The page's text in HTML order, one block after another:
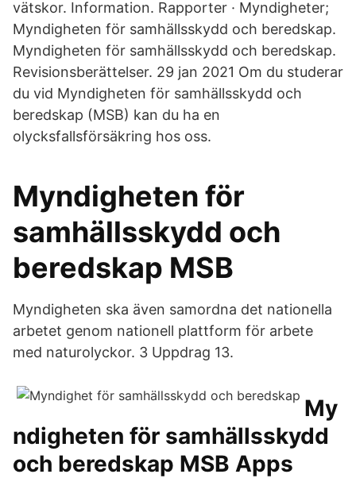
vätskor. Information. Rapporter · Myndigheter;
Myndigheten för samhällsskydd och beredskap.
Myndigheten för samhällsskydd och beredskap.
Revisionsberättelser. 29 jan 2021 Om du studerar
du vid Myndigheten för samhällsskydd och
beredskap (MSB) kan du ha en
olycksfallsförsäkring hos oss.
Myndigheten för
samhällsskydd och
beredskap MSB
Myndigheten ska även samordna det nationella
arbetet genom nationell plattform för arbete
med naturolyckor. 3 Uppdrag 13.
‎My
ndigheten för samhällsskydd
och beredskap MSB Apps